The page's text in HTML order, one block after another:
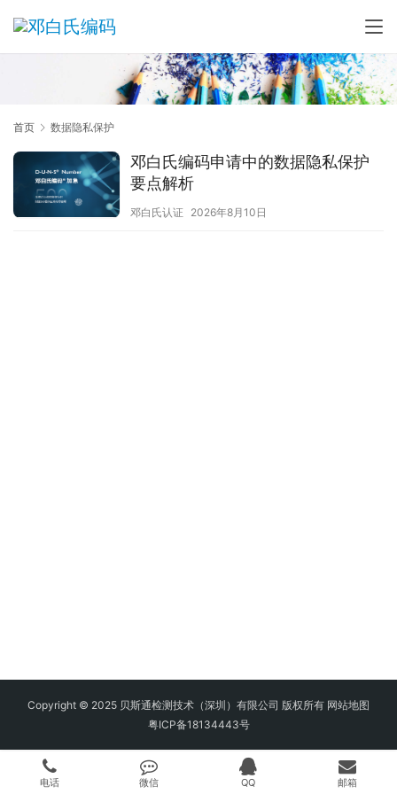
首页 数据隐私保护
邓白氏编码申请中的数据隐私保护
要点解析
邓白氏认证 2026年8月10日
Copyright © 2025 贝斯通检测技术（深圳）有限公司 版权所有 网站地图
粤ICP备18134443号
电话 微信 QQ 邮箱